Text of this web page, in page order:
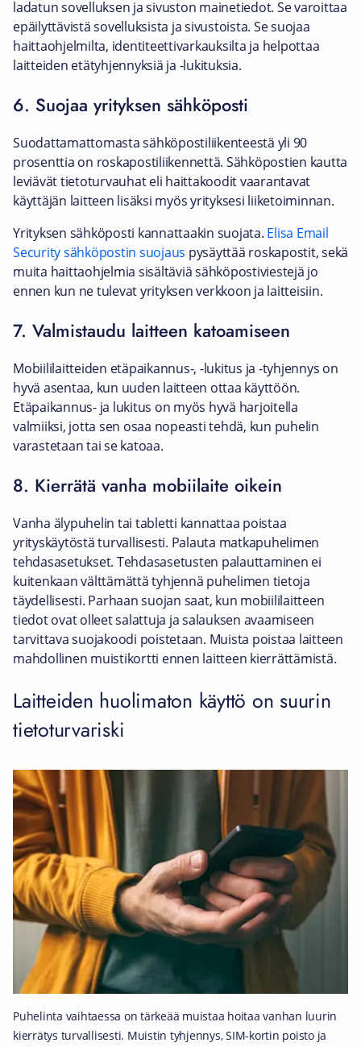
ladatun sovelluksen ja sivuston mainetiedot. Se varoittaa
epäilyttävistä sovelluksista ja sivustoista. Se suojaa
haittaohjelmilta, identiteettivarkauksilta ja helpottaa
laitteiden etätyhjennyksiä ja -lukituksia.
6. Suojaa yrityksen sähköposti
Suodattamattomasta sähköpostiliikenteestä yli 90
prosenttia on roskapostiliikennettä. Sähköpostien kautta
leviävät tietoturvauhat eli haittakoodit vaarantavat
käyttäjän laitteen lisäksi myös yrityksesi liiketoiminnan.
Yrityksen sähköposti kannattaakin suojata. Elisa Email
Security sähköpostin suojaus pysäyttää roskapostit, sekä
muita haittaohjelmia sisältäviä sähköpostiviestejä jo
ennen kun ne tulevat yrityksen verkkoon ja laitteisiin.
7. Valmistaudu laitteen katoamiseen
Mobiililaitteiden etäpaikannus-, -lukitus ja -tyhjennys on
hyvä asentaa, kun uuden laitteen ottaa käyttöön.
Etäpaikannus- ja lukitus on myös hyvä harjoitella
valmiiksi, jotta sen osaa nopeasti tehdä, kun puhelin
varastetaan tai se katoaa.
8. Kierrätä vanha mobiilaite oikein
Vanha älypuhelin tai tabletti kannattaa poistaa
yrityskäytöstä turvallisesti. Palauta matkapuhelimen
tehdasasetukset. Tehdasasetusten palauttaminen ei
kuitenkaan välttämättä tyhjennä puhelimen tietoja
täydellisesti. Parhaan suojan saat, kun mobiililaitteen
tiedot ovat olleet salattuja ja salauksen avaamiseen
tarvittava suojakoodi poistetaan. Muista poistaa laitteen
mahdollinen muistikortti ennen laitteen kierrättämistä.
Laitteiden huolimaton käyttö on suurin
tietoturvariski
Puhelinta vaihtaessa on tärkeää muistaa hoitaa vanhan luurin
kierrätys turvallisesti. Muistin tyhjennys, SIM-kortin poisto ja